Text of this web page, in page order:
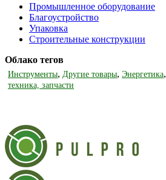
Промышленное оборудование
Благоустройство
Упаковка
Строительные конструкции
Облако тегов
Инструменты, Другие товары, Энергетика,
техника, запчасти